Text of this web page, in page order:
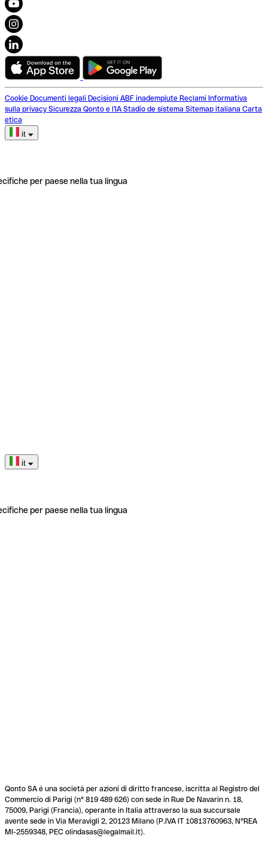
Cookie Documenti legali Decisioni ABF inadempiute Reclami Informativa
sulla privacy Sicurezza Qonto e l'IA Stadio de sistema Sitemap italiana Carta
etica
it
per paese nella tua lingua
it
per paese nella tua lingua
Qonto SA é una società per azioni di diritto francese, iscritta al Registro del
Commercio di Parigi (n° 819 489 626) con sede in Rue De Navarin n. 18,
75009, Parigi (Francia), operante in Italia attraverso la sua succursale
avente sede in Via Meravigli 2, 20123 Milano (P.IVA IT 10813760963, N°REA
MI-2559348, PEC olindasas@legalmail.it).